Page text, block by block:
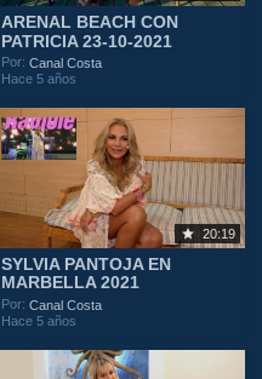
ARENAL BEACH CON
PATRICIA 23-10-2021
Por:Canal Costa
Hace 5 años
20:19
SYLVIA PANTOJA EN
MARBELLA 2021
Por:Canal Costa
Hace 5 años